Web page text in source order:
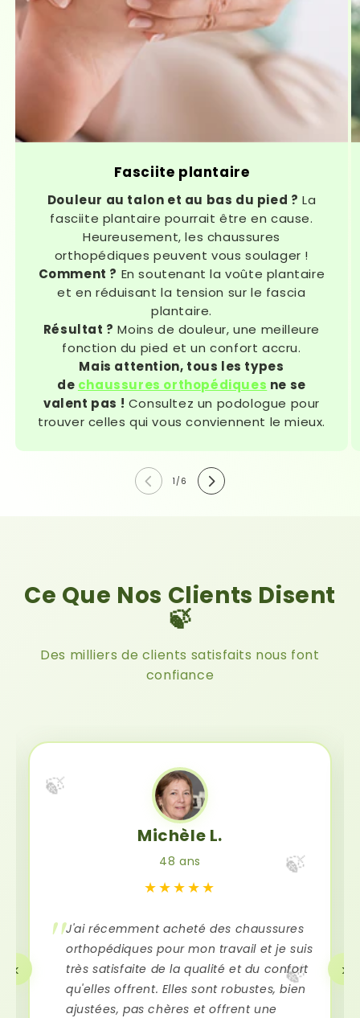
Fasciite plantaire
Douleur au talon et au bas du pied ? La
fasciite plantaire pourrait être en cause.
Heureusement, les chaussures
orthopédiques peuvent vous soulager !
Comment ? En soutenant la voûte plantaire
et en réduisant la tension sur le fascia
plantaire.
Résultat ? Moins de douleur, une meilleure
fonction du pied et un confort accru.
Mais attention, tous les types
de chaussures orthopédiques ne se
valent pas ! Consultez un podologue pour
trouver celles qui vous conviennent le mieux.
1 /de
6
Ce Que Nos Clients Disent
🍃
Des milliers de clients satisfaits nous font
confiance
🍃
🍃
🍃
Michèle L.
48 ans
★★★★★
J'ai récemment acheté des chaussures
orthopédiques pour mon travail et je suis
très satisfaite de la qualité et du confort
qu'elles offrent. Elles sont robustes, bien
ajustées, pas chères et offrent une
‹ ›